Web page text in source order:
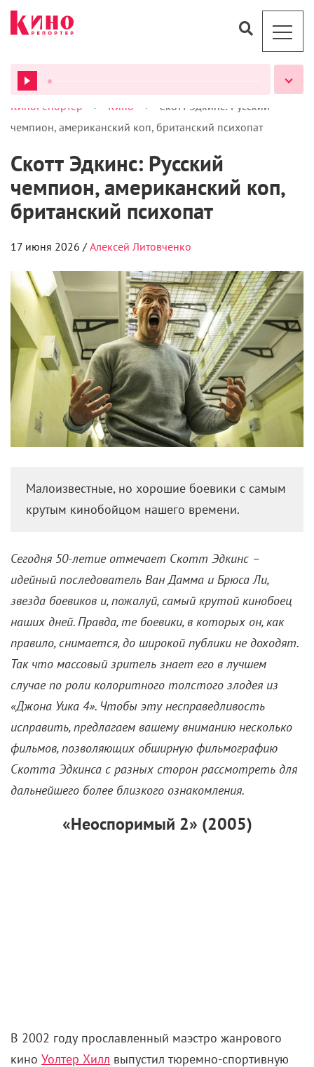
ВСЕ ПОДКАСТЫ
КиноРепортер > Кино >
Скотт Эдкинс: Русский
чемпион, американский коп, британский психопат
Скотт Эдкинс: Русский
чемпион, американский коп,
британский психопат
17 июня 2026 / Алексей Литовченко
Малоизвестные, но хорошие боевики с самым
крутым кинобойцом нашего времени.
Сегодня 50-летие отмечает Скотт Эдкинс –
идейный последователь Ван Дамма и Брюса Ли,
звезда боевиков и, пожалуй, самый крутой кинобоец
наших дней. Правда, те боевики, в которых он, как
правило, снимается, до широкой публики не доходят.
Так что массовый зритель знает его в лучшем
случае по роли колоритного толстого злодея из
«Джона Уика 4». Чтобы эту несправедливость
исправить, предлагаем вашему вниманию несколько
фильмов, позволяющих обширную фильмографию
Скотта Эдкинса с разных сторон рассмотреть для
дальнейшего более близкого ознакомления.
«Неоспоримый 2» (2005)
В 2002 году прославленный маэстро жанрового
кино Уолтер Хилл выпустил тюремно-спортивную